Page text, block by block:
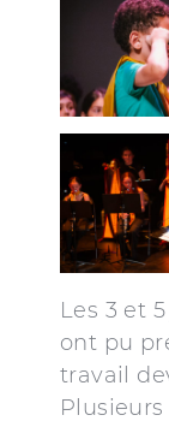
Les 3 et
ont pu
travail